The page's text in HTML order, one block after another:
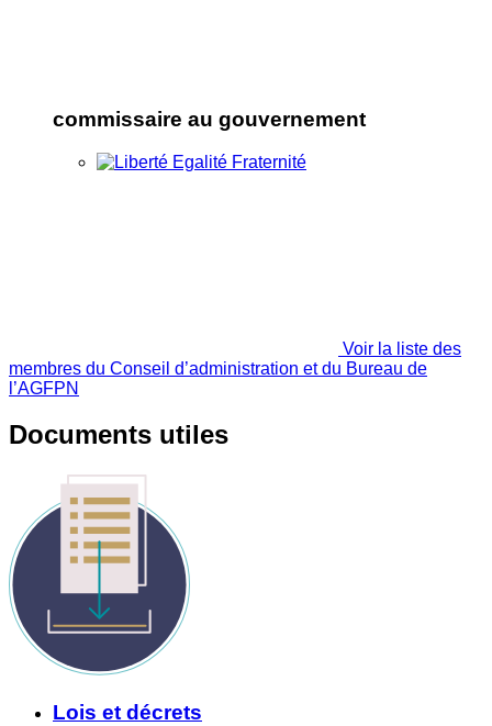
commissaire au gouvernement
Voir la liste des
membres du Conseil d’administration et du Bureau de
l’AGFPN
Documents utiles
Lois et décrets